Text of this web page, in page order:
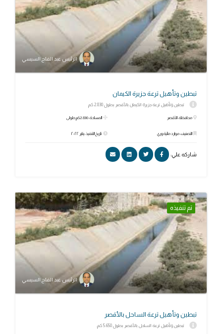
الرئيس عبد الفتاح السيسي
تبطين وتأهيل ترعة جزيرة الكيمان
تبطين وتأهيل ترعة جزيرة الكيمان بالأقصر بطول 2.830 كم
محافظة: الأقصر
التصنيف: موارد مائية وري
المساحة: 2.830كم طولى
تاريخ التنفيذ: يناير ٢٠٢٢
شاركه علي:
تم تنفيذه
الرئيس عبد الفتاح السيسي
تبطين وتأهيل ترعة الساحل بالأقصر
تبطين وتأهيل ترعة الساحل بالأقصر بطول 5.650 كم.